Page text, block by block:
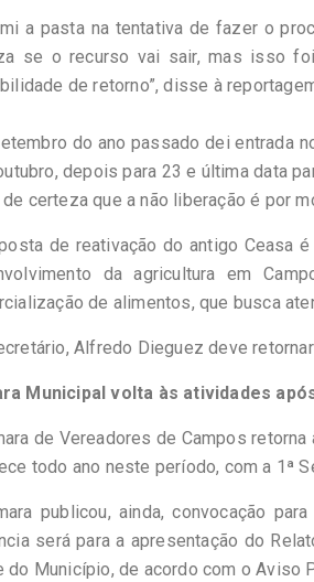
a pasta na tentativa de fazer o
se o recurso vai sair, mas isso
de retorno”, disse à
do ano passado dei entrada
depois para 23 e última data
de certeza que a não liberação é por
de reativação do antigo Ceasa
da agricultura em
de alimentos, que busca
Alfredo Dieguez deve
Municipal volta às atividades
de Vereadores de Campos
todo ano neste período, com a 1ª
publicou, ainda, convocação
será para a apresentação do
do Município, de acordo com o